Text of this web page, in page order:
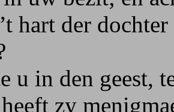
hart der dochter
u in den geest,
zy